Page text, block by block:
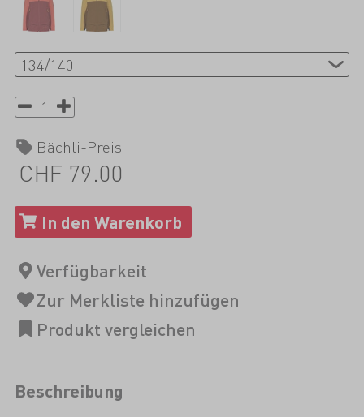
Bächli-Preis
CHF 79.00
Beschreibung